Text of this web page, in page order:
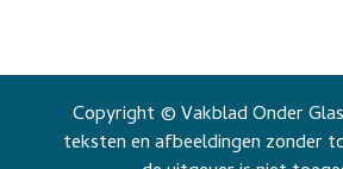
Copyright © Vakblad Onder
teksten en afbeeldingen zonder